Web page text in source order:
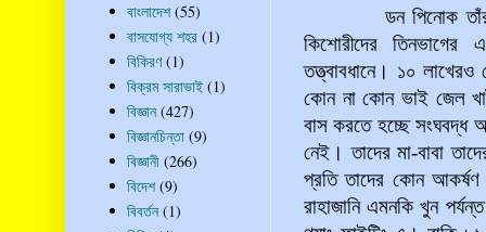
ডন পিনোক তাঁর
কিশোরীদের
তত্ত্বাবধানে। ১০
কোন না কোন ভাই জেল
বাস করতে হচ্ছে সংঘবদ্ধ
নেই। তাদের মা-বাবা
প্রতি তাদের কোন
রাহাজানি এমনকি খুন
বাংলাদেশ (55)
বাসযোগ্য শহর (1)
বিকিরণ (1)
বিক্রম সারাভাই (1)
বিজ্ঞান (427)
বিজ্ঞানচিন্তা (9)
বিজ্ঞানী (266)
বিদেশ (9)
বিবর্তন (1)